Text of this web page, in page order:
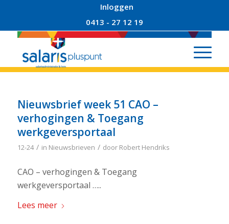
Inloggen
0413 - 27 12 19
Nieuwsbrief week 51 CAO –
verhogingen & Toegang
werkgeversportaal
12-24 / in Nieuwsbrieven / door Robert Hendriks
CAO – verhogingen & Toegang
werkgeversportaal …..
Lees meer